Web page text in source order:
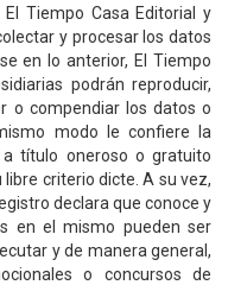
Tiempo Casa Editorial y
y procesar los datos
en lo anterior, El Tiempo
podrán reproducir,
o compendiar los datos o
modo le confiere la
título oneroso o gratuito
criterio dicte. A su vez,
declara que conoce y
en el mismo pueden ser
y de manera general,
o concursos de